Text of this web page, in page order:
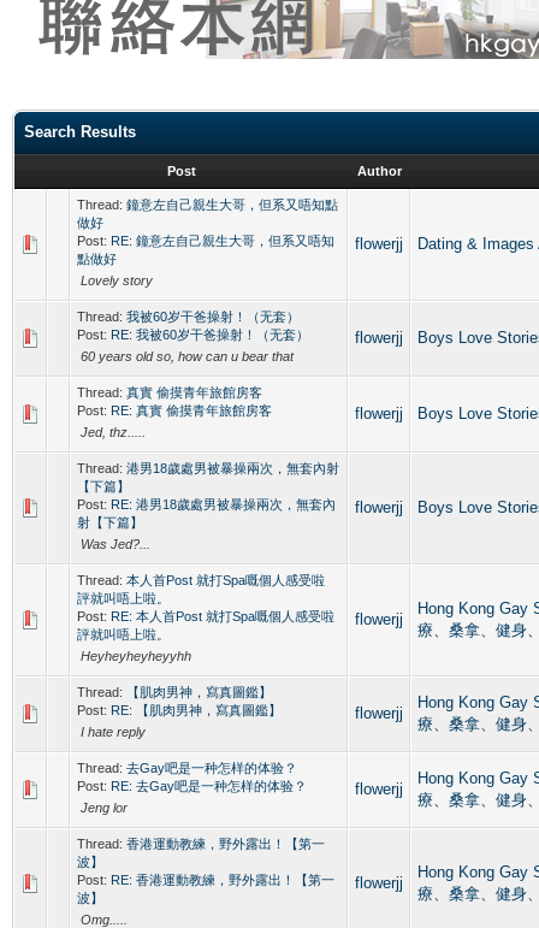
Search Results
Post Author
Thread: 鐘意左自己親生大哥，但系又唔知點
做好
Post: RE: 鐘意左自己親生大哥，但系又唔知
點做好
Lovely story
flowerjj Dating &
Thread: 我被60岁干爸操射！（无套）
Post: RE: 我被60岁干爸操射！（无套）
60 years old so, how can u bear that
flowerjj Boys Love
Thread: 真實 偷摸青年旅館房客
Post: RE: 真實 偷摸青年旅館房客
Jed, thz.....
flowerjj Boys Love
Thread: 港男18歲處男被暴操兩次，無套內射
【下篇】
Post: RE: 港男18歲處男被暴操兩次，無套內
射【下篇】
Was Jed?...
flowerjj Boys Love
Thread: 本人首Post 就打Spa嘅個人感受啦
評就叫唔上啦。
Post: RE: 本人首Post 就打Spa嘅個人感受啦
評就叫唔上啦。
Heyheyheyheyyhh
flowerjj
Hong Kong Gay
療、桑拿、健身
Thread:
【肌肉男神，寫真圖鑑】
Post: RE: 【肌肉男神，寫真圖鑑】
I hate reply
flowerjj
Hong Kong Gay
療、桑拿、健身
Thread: 去Gay吧是一种怎样的体验？
Post: RE: 去Gay吧是一种怎样的体验？
Jeng lor
flowerjj
Hong Kong Gay
療、桑拿、健身
Thread: 香港運動教練，野外露出！【第一
波】
Post: RE: 香港運動教練，野外露出！【第一
波】
Omg.....
flowerjj
Hong Kong Gay
療、桑拿、健身